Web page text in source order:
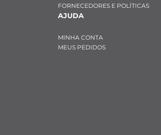
FORNECEDORES E POLÍTICAS
AJUDA
MINHA CONTA
MEUS PEDIDOS